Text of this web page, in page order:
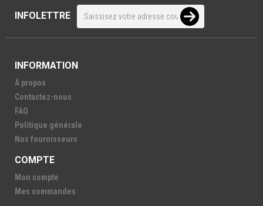
INFOLETTRE
INFORMATION
À propos
Contactez-nous
FAQ
Politique générale
Nos fournisseurs
COMPTE
Mon compte
Mes commandes